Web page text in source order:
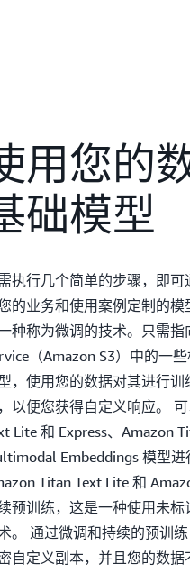
用您的
础模型
执行几个简单的步骤，即
的业务和使用案例定制的
种称为微调的技术。只需
（Amazon S3）中的一
，使用您的数据对其进行
以便您获得自定义响应。
Lite 和 Express、Amazon
Embeddings 模型
Titan Text Lite 和
预训练，这是一种使用未
。 通过微调和持续的预训
自定义副本，并且您的数